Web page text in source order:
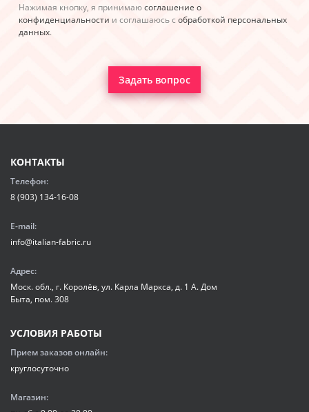
Нажимая кнопку, я принимаюсоглашение о
конфиденциальности и соглашаюсь с обработкой персональных
данных.
Задать вопрос
КОНТАКТЫ
Телефон:
8 (903) 134-16-08
E-mail:
info@italian-fabric.ru
Адрес:
Моск. обл., г. Королёв, ул. Карла Маркса, д. 1 А. Дом
Быта, пом. 308
УСЛОВИЯ РАБОТЫ
Прием заказов онлайн:
круглосуточно
Магазин: